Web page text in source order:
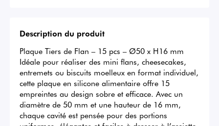
Description du produit
Plaque Tiers de Flan – 15 pcs – Ø50 x H16 mm
Idéale pour réaliser des mini flans, cheesecakes,
entremets ou biscuits moelleux en format individuel,
cette plaque en silicone alimentaire offre 15
empreintes au design sobre et efficace. Avec un
diamètre de 50 mm et une hauteur de 16 mm,
chaque cavité est pensée pour des portions